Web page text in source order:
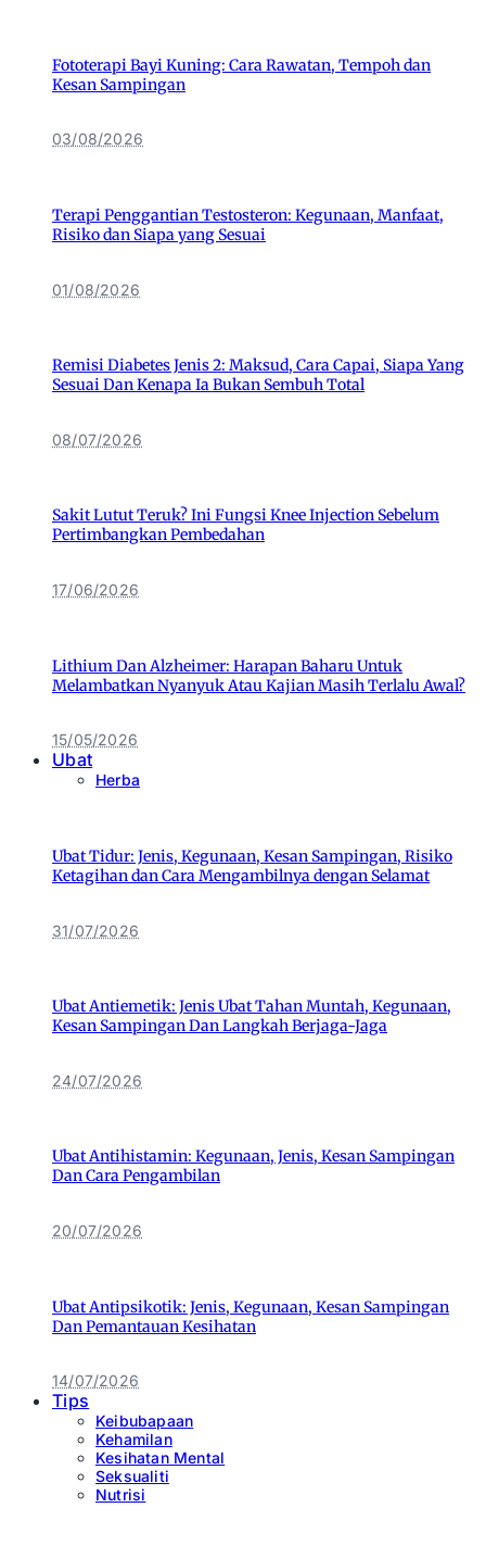
Fototerapi Bayi Kuning: Cara Rawatan, Tempoh dan
Kesan Sampingan
03/08/2026
Terapi Penggantian Testosteron: Kegunaan, Manfaat,
Risiko dan Siapa yang Sesuai
01/08/2026
Remisi Diabetes Jenis 2: Maksud, Cara Capai, Siapa Yang
Sesuai Dan Kenapa Ia Bukan Sembuh Total
08/07/2026
Sakit Lutut Teruk? Ini Fungsi Knee Injection Sebelum
Pertimbangkan Pembedahan
17/06/2026
Lithium Dan Alzheimer: Harapan Baharu Untuk
Melambatkan Nyanyuk Atau Kajian Masih Terlalu Awal?
15/05/2026
Ubat
Herba
Ubat Tidur: Jenis, Kegunaan, Kesan Sampingan, Risiko
Ketagihan dan Cara Mengambilnya dengan Selamat
31/07/2026
Ubat Antiemetik: Jenis Ubat Tahan Muntah, Kegunaan,
Kesan Sampingan Dan Langkah Berjaga-Jaga
24/07/2026
Ubat Antihistamin: Kegunaan, Jenis, Kesan Sampingan
Dan Cara Pengambilan
20/07/2026
Ubat Antipsikotik: Jenis, Kegunaan, Kesan Sampingan
Dan Pemantauan Kesihatan
14/07/2026
Tips
Keibubapaan
Kehamilan
Kesihatan Mental
Seksualiti
Nutrisi